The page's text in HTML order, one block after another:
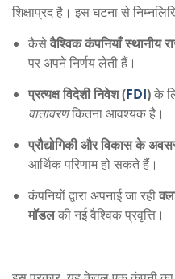
शिक्षाप्रद है। इस घटना से
कैसेवैश्विक कंपनियाँ स्थानीय
पर अपने निर्णय लेती हैं।
प्रत्यक्ष विदेशी निवेश (FDI)के
वातावरणकितना आवश्यक है।
प्रौद्योगिकी और विकास के
आर्थिक परिणाम हो सकते हैं।
कंपनियों द्वारा अपनाई जा रही
मॉडलकी नई वैश्विक प्रवृत्ति।